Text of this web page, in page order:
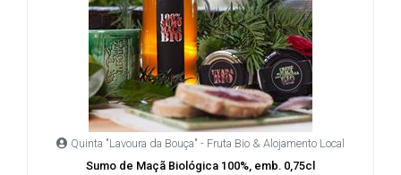
Quinta "Lavoura da Bouça" - Fruta Bio & Alojamento Local
Sumo de Maçã Biológica 100%, emb. 0,75cl